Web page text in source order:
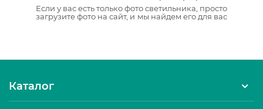
Если у вас есть только фото светильника, просто
загрузите фото на сайт, и мы найдем его для вас
Каталог